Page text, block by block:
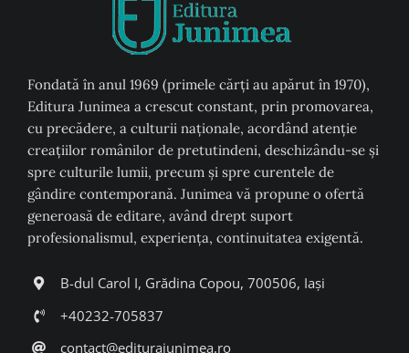
Fondată în anul 1969 (primele cărți au apărut în 1970),
Editura Junimea a crescut constant, prin promovarea,
cu precădere, a culturii naţionale, acordând atenţie
creaţiilor românilor de pretutindeni, deschizându-se şi
spre culturile lumii, precum şi spre curentele de
gândire contemporană. Junimea vă propune o ofertă
generoasă de editare, având drept suport
profesionalismul, experiența, continuitatea exigentă.
B-dul Carol I, Grădina Copou, 700506, Iași
+40232-705837
contact@editurajunimea.ro